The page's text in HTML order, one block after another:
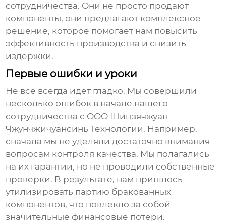
сотрудничества. Они не просто продают
компоненты, они предлагают комплексное
решение, которое помогает нам повысить
эффективность производства и снизить
издержки.
Первые ошибки и уроки
Не все всегда идет гладко. Мы совершили
несколько ошибок в начале нашего
сотрудничества с ООО Шицзячжуан
Чжунчжичуансинь Технологии. Например,
сначала мы не уделяли достаточно внимания
вопросам контроля качества. Мы полагались
на их гарантии, но не проводили собственные
проверки. В результате, нам пришлось
утилизировать партию бракованных
компонентов, что повлекло за собой
значительные финансовые потери.